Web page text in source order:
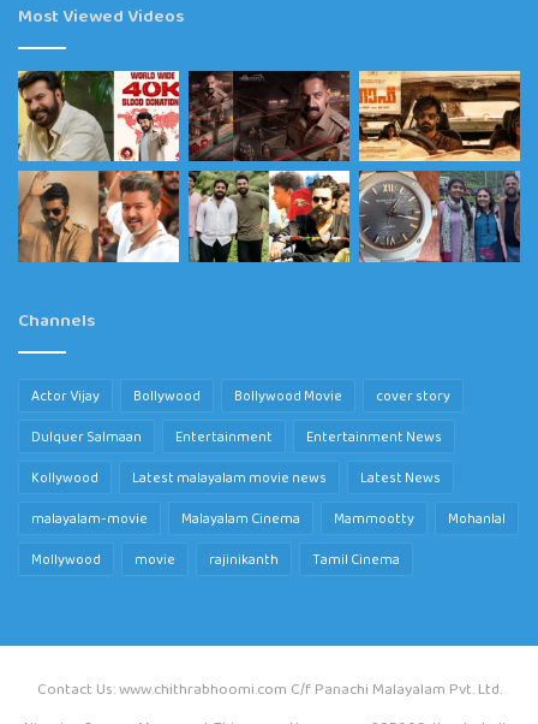
Most Viewed Videos
Channels
Actor Vijay Bollywood Bollywood Movie
cover story
Dulquer Salmaan
Entertainment
Entertainment News
Kollywood
Latest malayalam movie news
Latest News
malayalam-movie
Malayalam Cinema Mammootty
Mohanlal
Mollywood
movie rajinikanth Tamil Cinema
Contact Us: www.chithrabhoomi.com C/f Panachi Malayalam Pvt. Ltd.